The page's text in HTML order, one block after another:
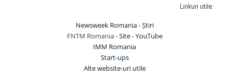
Linkuri utile:
Newsweek Romania - Știri
FNTM Romania -Site-YouTube
IMM Romania
Start-ups
Alte website-uri utile